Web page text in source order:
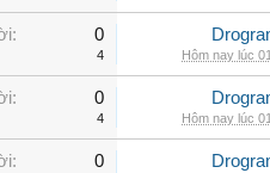
0
4 Hôm nay lúc
0
4 Hôm nay lúc
0